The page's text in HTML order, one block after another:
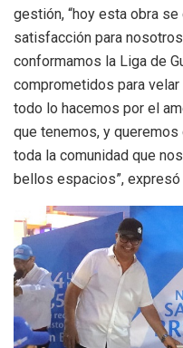
gestión, “hoy esta obra
satisfacción para
conformamos la Liga de
comprometidos para
todo lo hacemos por el
que tenemos, y
toda la comunidad que
bellos espacios”, expresó